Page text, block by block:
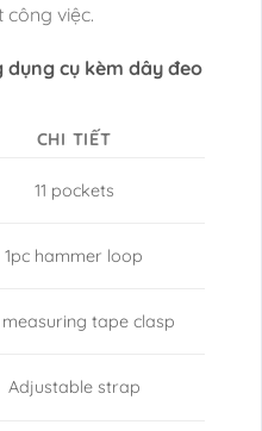
công việc.
cụ kèm dây đeo
CHI TIẾT
11 pockets
1pc hammer loop
measuring tape clasp
Adjustable strap